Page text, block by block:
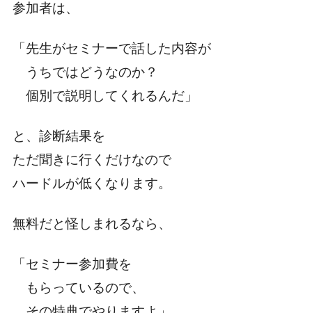
参加者は、
「先生がセミナーで話した内容が
うちではどうなのか？
個別で説明してくれるんだ」
と、診断結果を
ただ聞きに行くだけなので
ハードルが低くなります。
無料だと怪しまれるなら、
「セミナー参加費を
もらっているので、